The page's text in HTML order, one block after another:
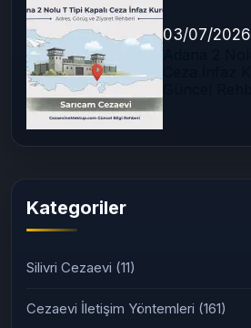
03/07/2026
Kategoriler
Silivri Cezaevi (11)
Cezaevi İletişim Yöntemleri (161)